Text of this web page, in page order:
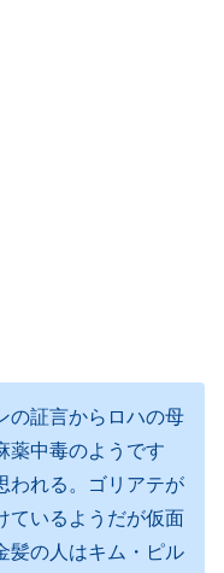
の証言からロハの母
薬中毒のようです
われる。ゴリアテが
ているようだが仮面
髪の人はキム・ピル